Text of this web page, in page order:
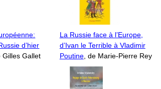
d’hier
Gilles Gallet
La Russie face à l’Europe,
d’Ivan le Terrible à Vladimir
Poutine, de Marie-Pierre Rey